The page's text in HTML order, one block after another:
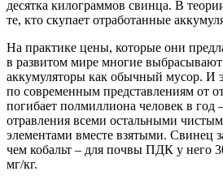
десятка килограммов свинца. В
те, кто скупает отработанные
На практике цены, которые они
в развитом мире многие
аккумуляторы как обычный мусор. И
по современным представлениям от
погибает полмиллиона человек в год
отравления всеми остальными
элементами вместе взятыми. Свинец
чем кобальт – для почвы ПДК у него
мг/кг.